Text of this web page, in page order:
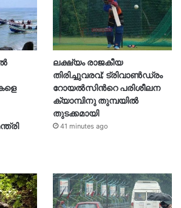
ലക്ഷ്യം രാജകീയ
തിരിച്ചുവരവ്; ട്രിവാൺഡ്രം
റോയൽസിന്‍റെ പരിശീലന
ക്യാമ്പിനു തുമ്പയില്‍
തുടക്കമായി
41 minutes ago